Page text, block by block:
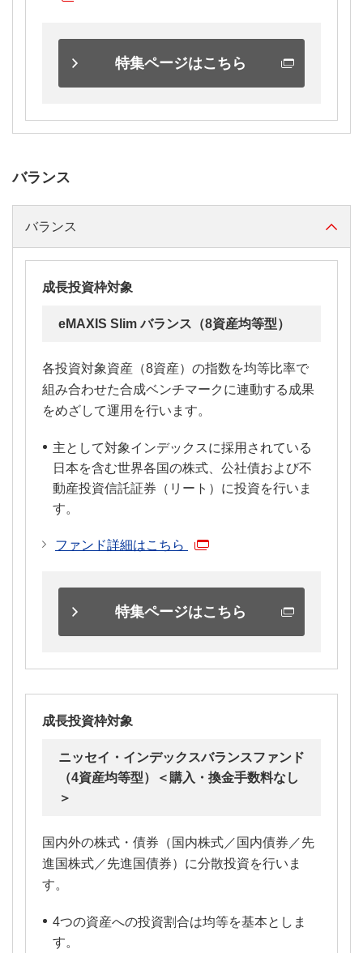
特集ページはこちら
バランス
バランス
成長投資枠対象
eMAXIS Slim バランス（8資産均等型）
各投資対象資産（8資産）の指数を均等比率で
組み合わせた合成ベンチマークに連動する成果
をめざして運用を行います。
主として対象インデックスに採用されている
日本を含む世界各国の株式、公社債および不
動産投資信託証券（リート）に投資を行いま
す。
ファンド詳細はこちら
特集ページはこちら
成長投資枠対象
ニッセイ・インデックスバランスファンド
（4資産均等型）＜購入・換金手数料なし
＞
国内外の株式・債券（国内株式／国内債券／先
進国株式／先進国債券）に分散投資を行いま
す。
4つの資産への投資割合は均等を基本としま
す。